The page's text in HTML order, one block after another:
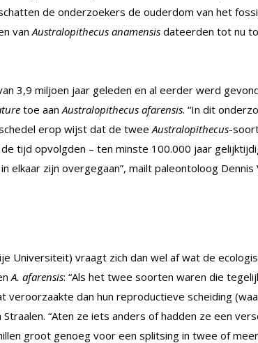
de onderzoekers de ouderdom van het
van Australopithecus anamensis dateerden tot nu
3,9 miljoen jaar geleden en al eerder werd
toe aan Australopithecus afarensis. “In dit
erop wijst dat de twee Australopithecus-
tijd opvolgden – ten minste 100.000 jaar
elkaar zijn overgegaan”, mailt paleontoloog Dennis
Universiteit) vraagt zich dan wel af wat de
A. afarensis: “Als het twee soorten waren die
veroorzaakte dan hun reproductieve scheiding
“Aten ze iets anders of hadden ze een
groot genoeg voor een splitsing in twee of